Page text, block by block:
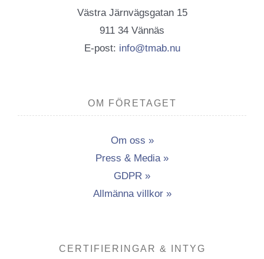
Västra Järnvägsgatan 15
911 34 Vännäs
E-post: info@tmab.nu
OM FÖRETAGET
Om oss »
Press & Media »
GDPR »
Allmänna villkor »
CERTIFIERINGAR & INTYG